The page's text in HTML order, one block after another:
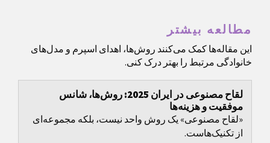
مطالعه بیشتر
این مقاله‌ها کمک می‌کنند روش‌ها، اهدای اسپرم و مدل‌های
خانوادگی مرتبط را بهتر درک کنی.
لقاح مصنوعی در ایران 2025: روش‌ها، شانس
موفقیت و هزینه‌ها
«لقاح مصنوعی» یک روش واحد نیست، بلکه مجموعه‌ای
از تکنیک‌هاست.